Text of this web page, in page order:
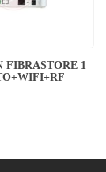
FIBRASTORE 1